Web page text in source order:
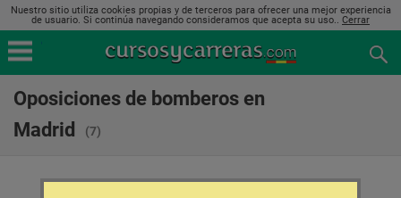
Nuestro sitio utiliza cookies propias y de terceros para ofrecer una mejor experiencia
de usuario. Si continúa navegando consideramos que acepta su uso.. Cerrar
Oposiciones de bomberos en
Madrid
(7)